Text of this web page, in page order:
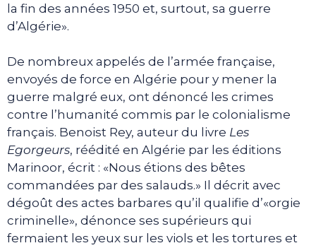
la fin des années 1950 et, surtout, sa guerre
d’Algérie».
De nombreux appelés de l’armée française,
envoyés de force en Algérie pour y mener la
guerre malgré eux, ont dénoncé les crimes
contre l’humanité commis par le colonialisme
français. Benoist Rey, auteur du livre Les
Egorgeurs, réédité en Algérie par les éditions
Marinoor, écrit : «Nous étions des bêtes
commandées par des salauds.» Il décrit avec
dégoût des actes barbares qu’il qualifie d’«orgie
criminelle», dénonce ses supérieurs qui
fermaient les yeux sur les viols et les tortures et